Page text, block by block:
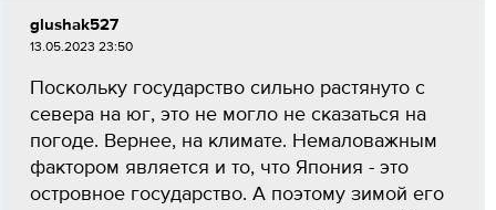
glushak527
13.05.2023 23:50
Поскольку государство сильно растянуто с
севера на юг, это не могло не сказаться на
погоде. Вернее, на климате. Немаловажным
фактором является и то, что Япония - это
островное государство. А поэтому зимой его